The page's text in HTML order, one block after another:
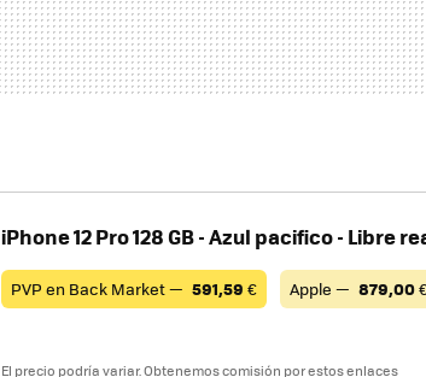
iPhone 12 Pro 128 GB - Azul pacifico - Libre
PVP en Back Market — 591,59 € Apple — 879,00
El precio podría variar. Obtenemos comisión por estos enlaces